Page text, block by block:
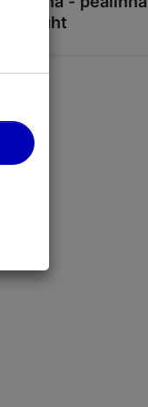
reisijuht